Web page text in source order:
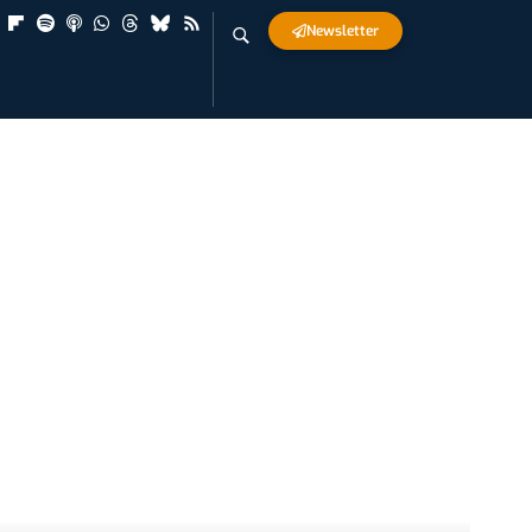
Newsletter